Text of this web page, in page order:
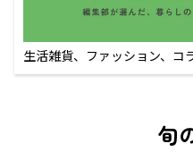
生活雑貨、ファッション、
えるECサイト
旬